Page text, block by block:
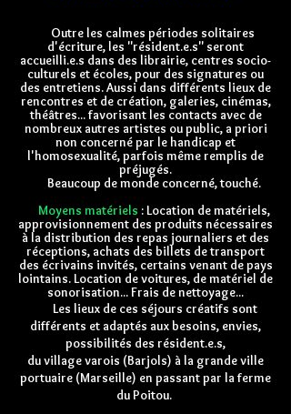
Outre les calmes périodes solitaires
d'écriture, les "résident.e.s" seront
accueilli.e.s dans des librairie, centres socio-
culturels et écoles, pour des signatures ou
des entretiens. Aussi dans différents lieux de
rencontres et de création, galeries, cinémas,
théâtres... favorisant les contacts avec de
nombreux autres artistes ou public, a priori
non concerné par le handicap et
l'homosexualité, parfois même remplis de
préjugés.
Beaucoup de monde concerné, touché.
Moyens matériels : Location de matériels,
approvisionnement des produits nécessaires
à la distribution des repas journaliers et des
réceptions, achats des billets de transport
des écrivains invités, certains venant de pays
lointains. Location de voitures, de matériel de
sonorisation... Frais de nettoyage...
Les lieux de ces séjours créatifs sont
différents et adaptés aux besoins, envies,
possibilités des résident.e.s,
du village varois (Barjols) à la grande ville
portuaire (Marseille) en passant par la ferme
du Poitou.